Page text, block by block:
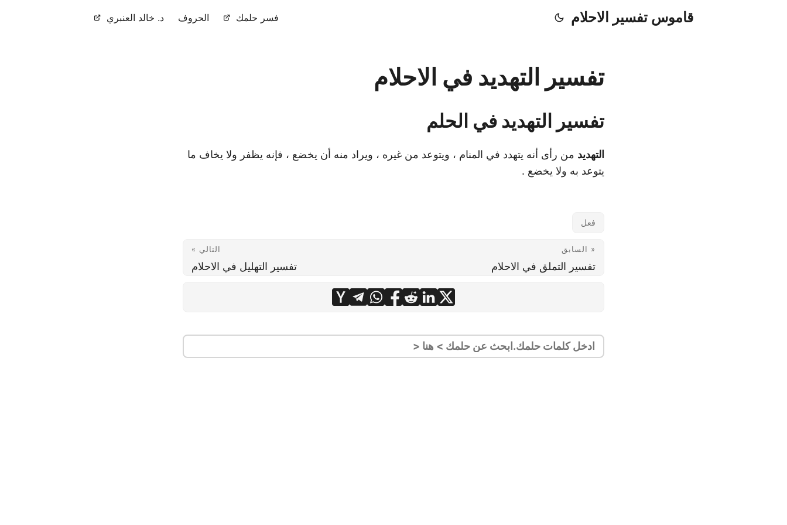
قاموس تفسير الاحلام فسر حلمك الحروف د. خالد العنبري
تفسير التهديد في الاحلام
تفسير التهديد في الحلم
التهديد من رأى أنه يتهدد في المنام ، ويتوعد من غيره ، ويراد منه أن يخضع ، فإنه يظفر ولا يخاف ما
يتوعد به ولا يخضع .
فعل
« السابق
تفسير التملق في الاحلام
التالي »
تفسير التهليل في الاحلام